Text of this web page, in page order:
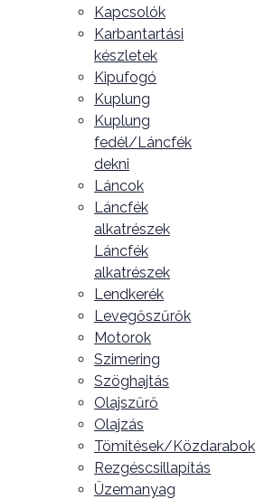
Kapcsolók
Karbantartási
készletek
Kipufogó
Kuplung
Kuplung
fedél/Láncfék
dekni
Láncok
Láncfék
alkatrészek
Láncfék
alkatrészek
Lendkerék
Levegőszűrők
Motorok
Szimering
Szöghajtás
Olajszűrő
Olajzás
Tömítések/Közdarabok
Rezgéscsillapítás
Üzemanyag